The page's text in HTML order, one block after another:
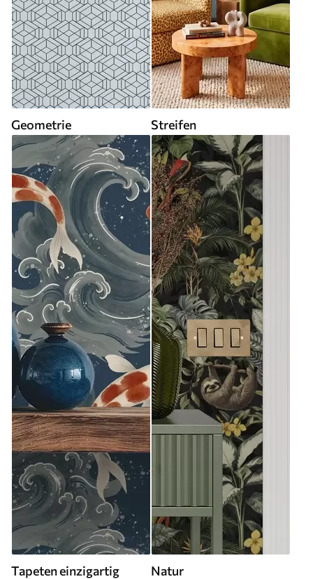
Geometrie Streifen
Tapeten einzigartig Natur